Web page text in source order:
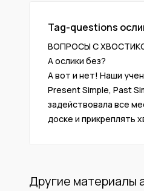
Tag-questions
ВОПРОСЫ С
А ослики без?
А вот и нет! Наши
Present Simple, Past
задействовала все
доске и прикреплять
Другие материалы